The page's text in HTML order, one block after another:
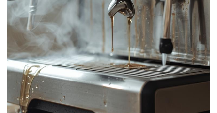
Запчастини для смартфонів
Театральна
м. Київ, вул. Хрещатик 44-A
Позняки
м. Київ, вул. Анни Ахматової, 30
Оболонь
м. Київ, ТЦ LAKE PLAZA, вул. Героїв
полку “Азов”, 12
Палац "Україна"
м. Київ, вул. Казимира Малевича,
87
Дарниця